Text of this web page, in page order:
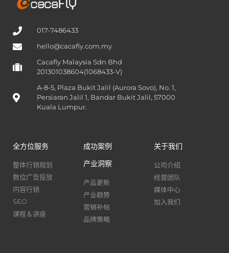
017-7486433
hello@cacafly.com.my
Cacafly Malaysia Sdn Bhd
201301038604(1068433-V)
A-8-5, Plaza Bukit Jalil (Aurora Sovo), No. 1,
Persiaran Jalil 1, Bandar Bukit Jalil, 57000
Kuala Lumpur.
全方位服务
整体行销规划
数位广告投放
内容行销
SEO
课程＆讲座
成功案例
产业洞察
产品更新
产业趋势
营销补帖
品牌策略
关于我们
公司介绍
经营团队
媒体中心
加入我们